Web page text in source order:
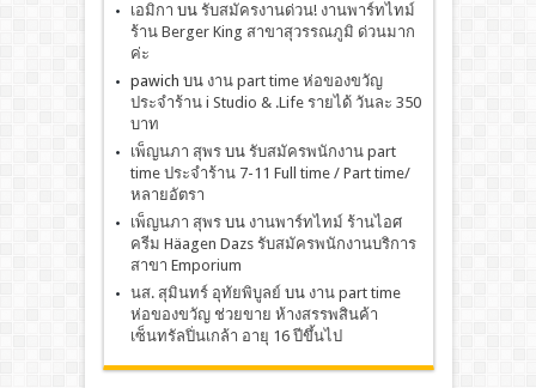
เอมิกา บน รับสมัครงานด่วน! งานพาร์ทไทม์
ร้าน Berger King สาขาสุวรรณภูมิ ด่วนมาก
ค่ะ
pawich บน งาน part time ห่อของขวัญ
ประจำร้าน i Studio & .Life รายได้ วันละ 350
บาท
เพ็ญนภา สุพรบน รับสมัครพนักงาน part
time ประจำร้าน 7-11 Full time / Part time/
หลายอัตรา
เพ็ญนภา สุพรบน งานพาร์ทไทม์ ร้านไอศ
ครีม Häagen Dazs รับสมัครพนักงานบริการ
สาขา Emporium
นส. สุมินทร์ อุทัยพิบูลย์ บน งาน part time
ห่อของขวัญ ช่วยขาย ห้างสรรพสินค้า
เซ็นทรัลปิ่นเกล้า อายุ 16 ปีขึ้นไป